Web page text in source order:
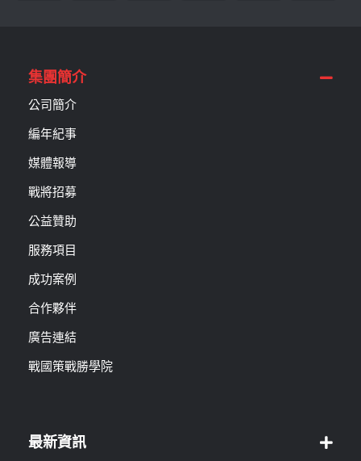
集團簡介
公司簡介
編年紀事
媒體報導
戰將招募
公益贊助
服務項目
成功案例
合作夥伴
廣告連結
戰國策戰勝學院
最新資訊